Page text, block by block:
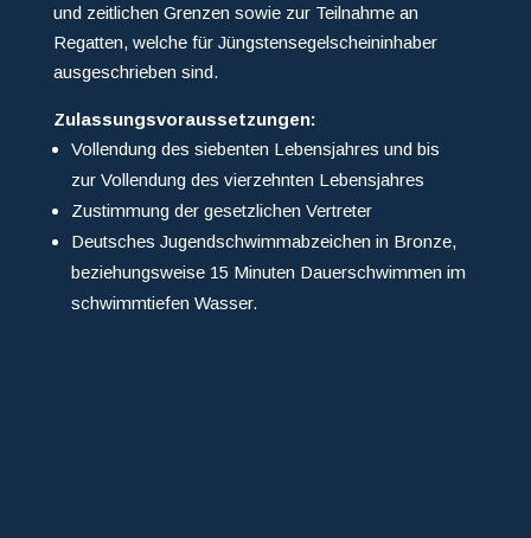
und zeitlichen Grenzen sowie zur Teilnahme an
Regatten, welche für Jüngstensegelscheininhaber
ausgeschrieben sind.
Zulassungsvoraussetzungen:
Vollendung des siebenten Lebensjahres und bis
zur Vollendung des vierzehnten Lebensjahres
Zustimmung der gesetzlichen Vertreter
Deutsches Jugendschwimmabzeichen in Bronze,
beziehungsweise 15 Minuten Dauerschwimmen im
schwimmtiefen Wasser.